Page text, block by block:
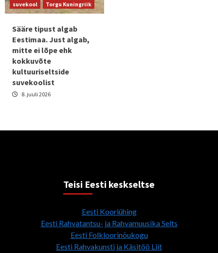
suvekool
Torgu Kuningriik
Sääre tipust algab
Eestimaa. Just algab,
mitte ei lõpe ehk
kokkuvõte
kultuuriseltside
suvekoolist
8. juuli 2026
Teisi Eesti keskseltse
Eesti Kooriühing
Eesti Rahvatantsu- ja Rahvamuusika Selts
Eesti Folkloorinõukogu
Eesti Rahvakunsti ja Käsitöö Liit